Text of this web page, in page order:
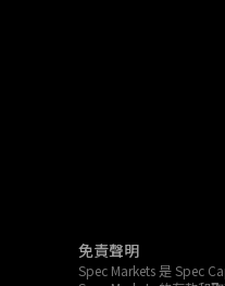
免責聲明
Spec Markets 是 Spec